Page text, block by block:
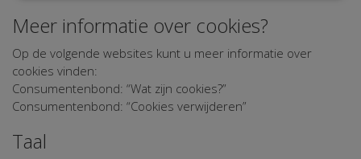
Meer informatie over cookies?
Op de volgende websites kunt u meer informatie over
cookies vinden:
Consumentenbond: “Wat zijn cookies?”
Consumentenbond: “Cookies verwijderen”
Taal